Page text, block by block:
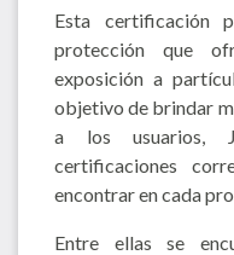
Esta certificación
protección que
exposición a
objetivo de brindar
a los usuarios,
certificaciones
encontrar en cada
Entre ellas se